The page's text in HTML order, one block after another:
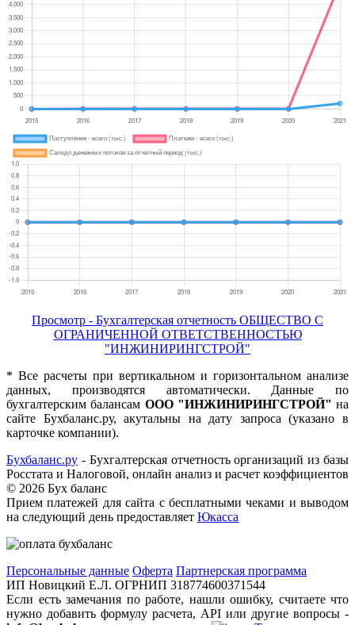
Просмотр - Бухгалтерская отчетность ОБЩЕСТВО С
ОГРАНИЧЕННОЙ ОТВЕТСТВЕННОСТЬЮ
"ИНЖИНИРИНГСТРОЙ"
* Все расчеты при вертикальном и горизонтальном анализе
данных, производятся автоматически. Данные по
бухгалтерским балансам ООО "ИНЖИНИРИНГСТРОЙ" на
сайте Бухбаланс.ру, акутальны на дату запроса (указано в
карточке компании).
Бухбаланс.ру - Бухгалтерская отчетность организаций из базы
Росстата и Налоговой, онлайн анализ и расчет коэффициентов
© 2026 Бух баланс
Прием платежей для сайта с бесплатными чеками и выводом
на следующий день предоставляет Юкасса
Персональные данные Оферта Партнерская программа
ИП Новицкий Е.Л. ОГРНИП 318774600371544
Если есть замечания по работе, нашли ошибку, считаете что
нужно добавить формулу расчета, API или другие вопросы -